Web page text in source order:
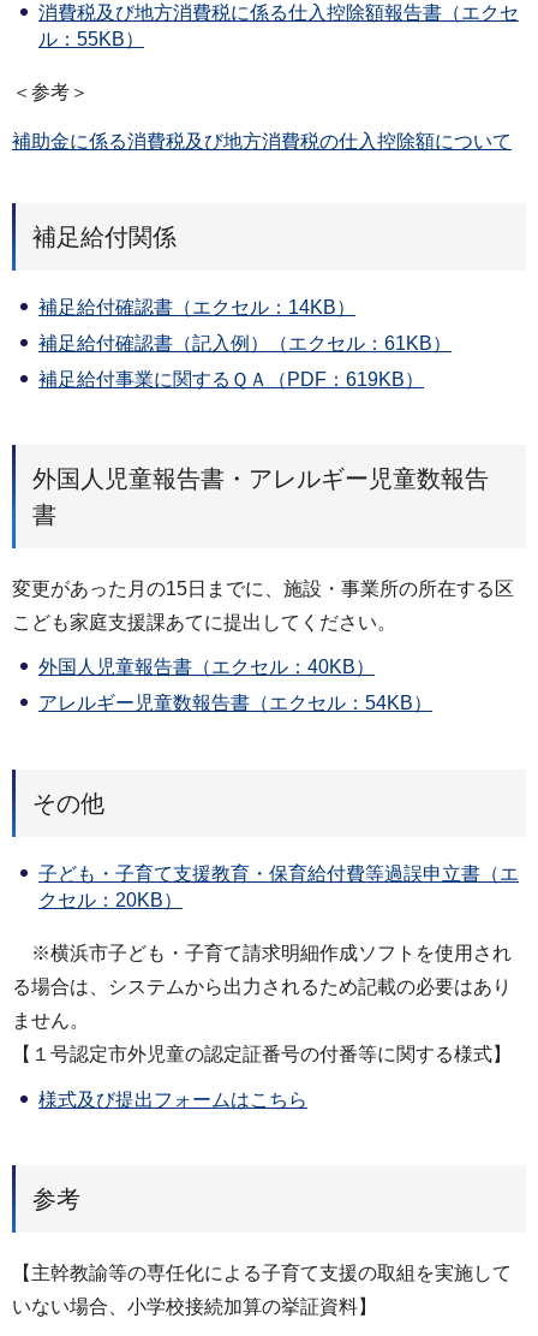
消費税及び地方消費税に係る仕入控除額報告書（エクセ
ル：55KB）
＜参考＞
補助金に係る消費税及び地方消費税の仕入控除額について
補足給付関係
補足給付確認書（エクセル：14KB）
補足給付確認書（記入例）（エクセル：61KB）
補足給付事業に関するＱＡ（PDF：619KB）
外国人児童報告書・アレルギー児童数報告
書
変更があった月の15日までに、施設・事業所の所在する区
こども家庭支援課あてに提出してください。
外国人児童報告書（エクセル：40KB）
アレルギー児童数報告書（エクセル：54KB）
その他
子ども・子育て支援教育・保育給付費等過誤申立書（エ
クセル：20KB）
※横浜市子ども・子育て請求明細作成ソフトを使用され
る場合は、システムから出力されるため記載の必要はあり
ません。
【１号認定市外児童の認定証番号の付番等に関する様式】
様式及び提出フォームはこちら
参考
【主幹教諭等の専任化による子育て支援の取組を実施して
いない場合、小学校接続加算の挙証資料】